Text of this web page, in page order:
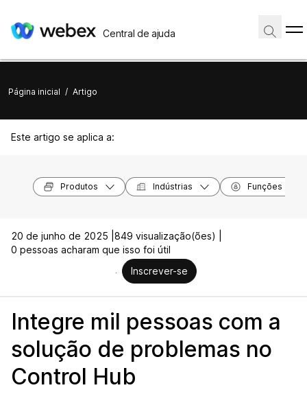
Central de ajuda
Página inicial / Artigo
Este artigo se aplica a:
Produtos Indústrias Funções
20 de junho de 2025 | 849 visualização(ões) |
0 pessoas acharam que isso foi útil
Inscrever-se
Integre mil pessoas com a
solução de problemas no
Control Hub